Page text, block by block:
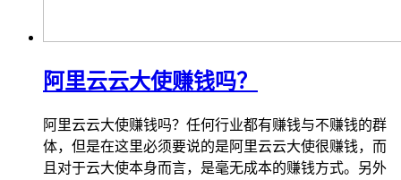
阿里云云大使赚钱吗？
阿里云云大使赚钱吗？任何行业都有赚钱与不赚钱的群
体，但是在这里必须要说的是阿里云云大使很赚钱，而
且对于云大使本身而言，是毫无成本的赚钱方式。另外